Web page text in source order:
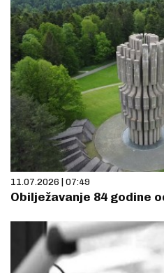
11.07.2026 | 07:49
Obilježavanje 84 godine